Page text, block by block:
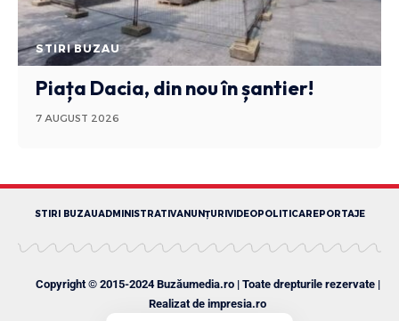
STIRI BUZAU
Piața Dacia, din nou în șantier!
7 AUGUST 2026
STIRI BUZAUADMINISTRATIVANUNȚURI VIDEOPOLITICAREPORTAJE
Copyright © 2015-2024 Buzăumedia.ro | Toate drepturile rezervate |
Realizat de impresia.ro